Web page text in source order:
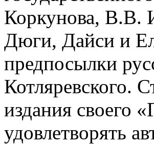
Коркунова, В.В.
Дюги, Дайси и
предпосылки
Котляревского.
издания своего
удовлетворять